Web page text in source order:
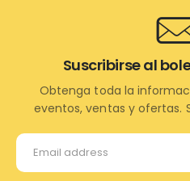
Suscribirse al
Obtenga toda la
eventos, ventas y ofertas.